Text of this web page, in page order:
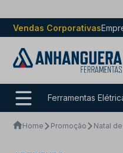
Vendas Corporativas
Ferramentas
Home Promoção Natal